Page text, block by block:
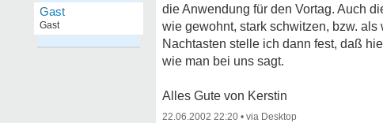
Gast
Gast
die Anwendung für den Vortag. Auch
wie gewohnt, stark schwitzen, bzw.
Nachtasten stelle ich dann fest, daß
wie man bei uns sagt.
Alles Gute von Kerstin
22.06.2002 22:20 •